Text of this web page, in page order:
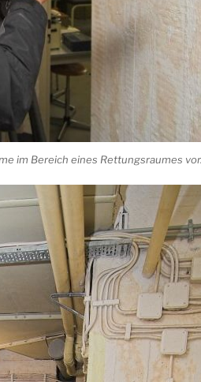
im Bereich eines Rettungsraumes